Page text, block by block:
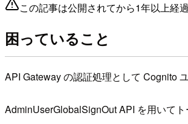
この記事は公開されてから1年以上経
困っていること
API Gateway の認証処理として Cognito
AdminUserGlobalSignOut API を用いて